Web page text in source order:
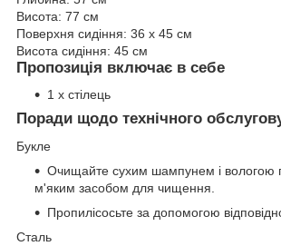
Висота: 77 см
Поверхня сидіння: 36 х 45 см
Висота сидіння: 45 см
Пропозиція включає в себе
1 х стілець
Поради щодо технічного
Букле
Очищайте сухим шампунем і вологою
м'яким засобом для чищення.
Пропилісосьте за допомогою
Сталь